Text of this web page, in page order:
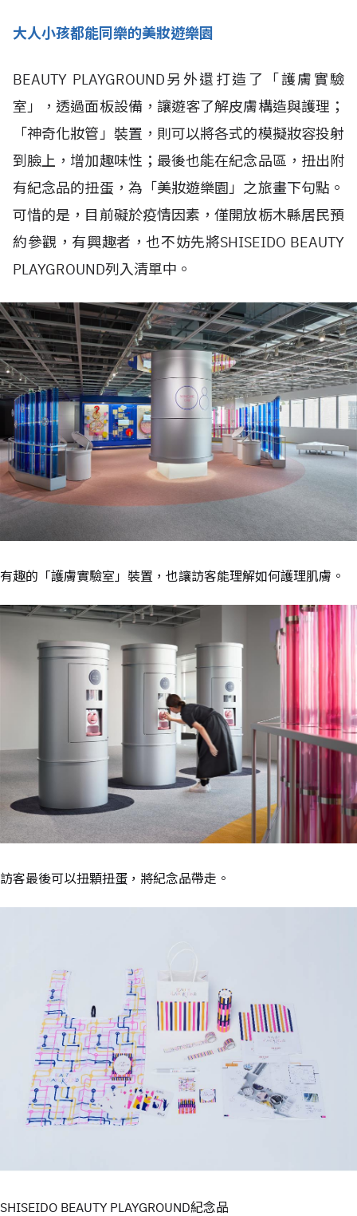
大人小孩都能同樂的美妝遊樂園
BEAUTY PLAYGROUND另外還打造了「護膚實驗
室」，透過面板設備，讓遊客了解皮膚構造與護理；
「神奇化妝管」裝置，則可以將各式的模擬妝容投射
到臉上，增加趣味性；最後也能在紀念品區，扭出附
有紀念品的扭蛋，為「美妝遊樂園」之旅畫下句點。
可惜的是，目前礙於疫情因素，僅開放栃木縣居民預
約參觀，有興趣者，也不妨先將SHISEIDO BEAUTY
PLAYGROUND列入清單中。
有趣的「護膚實驗室」裝置，也讓訪客能理解如何護理肌膚。
訪客最後可以扭顆扭蛋，將紀念品帶走。
SHISEIDO BEAUTY PLAYGROUND紀念品